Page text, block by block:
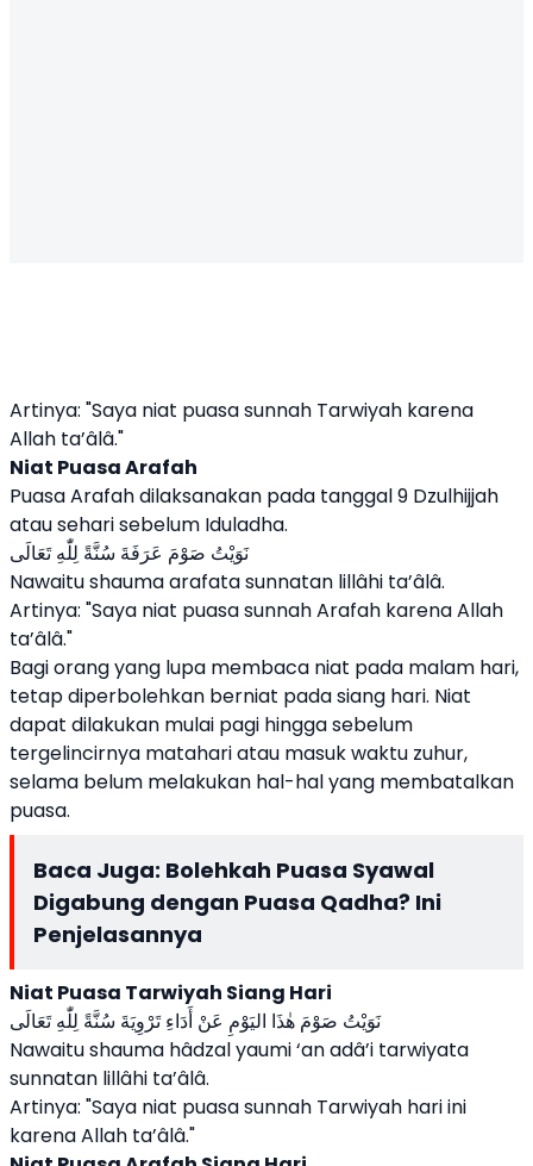
Artinya: "Saya niat puasa sunnah Tarwiyah karena
Allah ta’âlâ."
Niat Puasa Arafah
Puasa Arafah dilaksanakan pada tanggal 9 Dzulhijjah
atau sehari sebelum Iduladha.
نَوَيْتُ صَوْمَ عَرَفَةَ سُنَّةً لِلّٰهِ تَعَالَى
Nawaitu shauma arafata sunnatan lillâhi ta’âlâ.
Artinya: "Saya niat puasa sunnah Arafah karena Allah
ta’âlâ."
Bagi orang yang lupa membaca niat pada malam hari,
tetap diperbolehkan berniat pada siang hari. Niat
dapat dilakukan mulai pagi hingga sebelum
tergelincirnya matahari atau masuk waktu zuhur,
selama belum melakukan hal-hal yang membatalkan
puasa.
Baca Juga: Bolehkah Puasa Syawal
Digabung dengan Puasa Qadha? Ini
Penjelasannya
Niat Puasa Tarwiyah Siang Hari
نَوَيْتُ صَوْمَ هٰذَا اليَوْمِ عَنْ أَدَاءِ تَرْوِيَةَ سُنَّةً لِلّٰهِ تَعَالَى
Nawaitu shauma hâdzal yaumi ‘an adâ’i tarwiyata
sunnatan lillâhi ta’âlâ.
Artinya: "Saya niat puasa sunnah Tarwiyah hari ini
karena Allah ta’âlâ."